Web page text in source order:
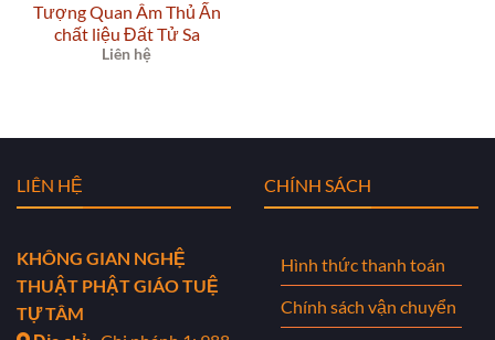
Tượng Quan Âm Thủ Ấn
chất liệu Đất Tử Sa
Liên hệ
LIÊN HỆ
KHÔNG GIAN NGHỆ
THUẬT PHẬT GIÁO TUỆ
TỰ TÂM
CHÍNH SÁCH
Hình thức thanh toán
Chính sách vận chuyển